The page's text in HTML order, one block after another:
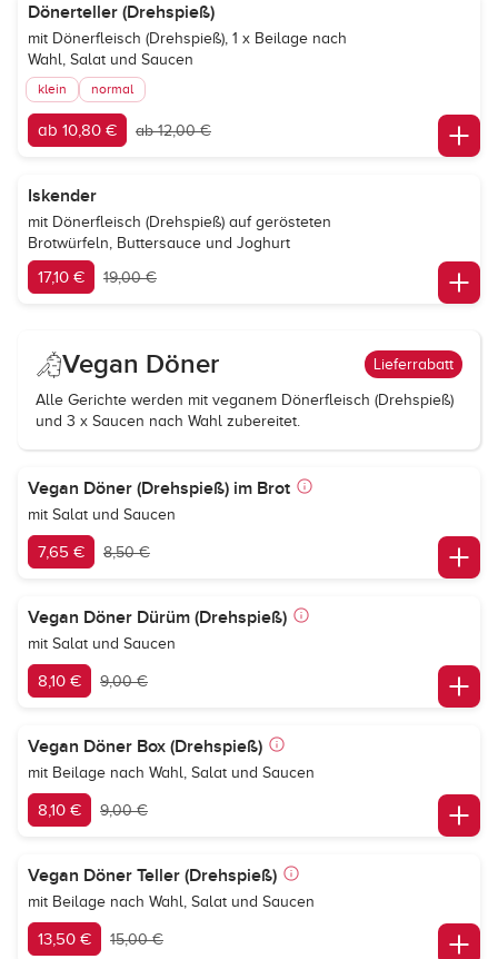
Dönerteller (Drehspieß)
mit Dönerfleisch (Drehspieß), 1 x Beilage nach
Wahl, Salat und Saucen
klein normal
ab 10,80 € ab 12,00 €
Iskender
mit Dönerfleisch (Drehspieß) auf gerösteten
Brotwürfeln, Buttersauce und Joghurt
17,10 € 19,00 €
Vegan Döner Lieferrabatt
Alle Gerichte werden mit veganem Dönerfleisch (Drehspieß)
und 3 x Saucen nach Wahl zubereitet.
Vegan Döner (Drehspieß) im Brot
mit Salat und Saucen
7,65 € 8,50 €
Vegan Döner Dürüm (Drehspieß)
mit Salat und Saucen
8,10 € 9,00 €
Vegan Döner Box (Drehspieß)
mit Beilage nach Wahl, Salat und Saucen
8,10 € 9,00 €
Vegan Döner Teller (Drehspieß)
mit Beilage nach Wahl, Salat und Saucen
13,50 € 15,00 €